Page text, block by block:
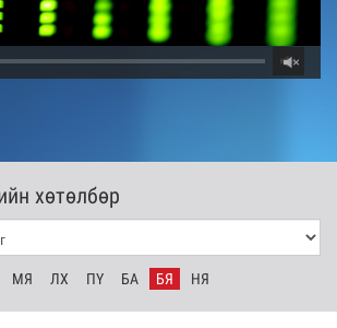
хөтөлбөр
МЯ ЛХ ПҮ БА БЯ НЯ